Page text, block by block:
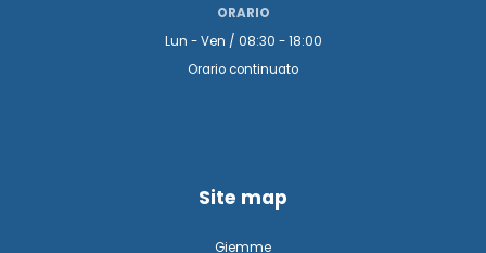
ORARIO
Lun - Ven / 08:30 - 18:00
Orario continuato
Site map
Giemme